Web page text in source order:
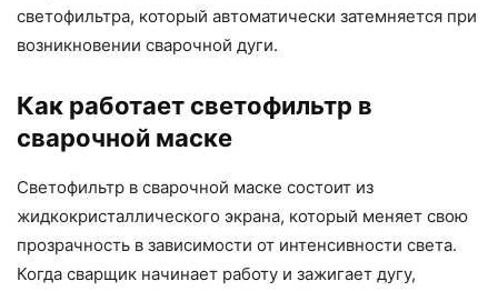
светофильтра, который автоматически затемняется при
возникновении сварочной дуги.
Как работает светофильтр в
сварочной маске
Светофильтр в сварочной маске состоит из
жидкокристаллического экрана, который меняет свою
прозрачность в зависимости от интенсивности света.
Когда сварщик начинает работу и зажигает дугу,